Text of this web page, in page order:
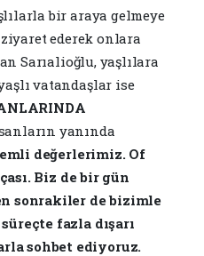
bir araya gelmeye
ederek onlara
Sarıalioğlu, yaşlılara
vatandaşlar ise
yanında
değerlerimiz. Of
Biz de bir gün
sonrakiler de bizimle
fazla dışarı
sohbet ediyoruz.